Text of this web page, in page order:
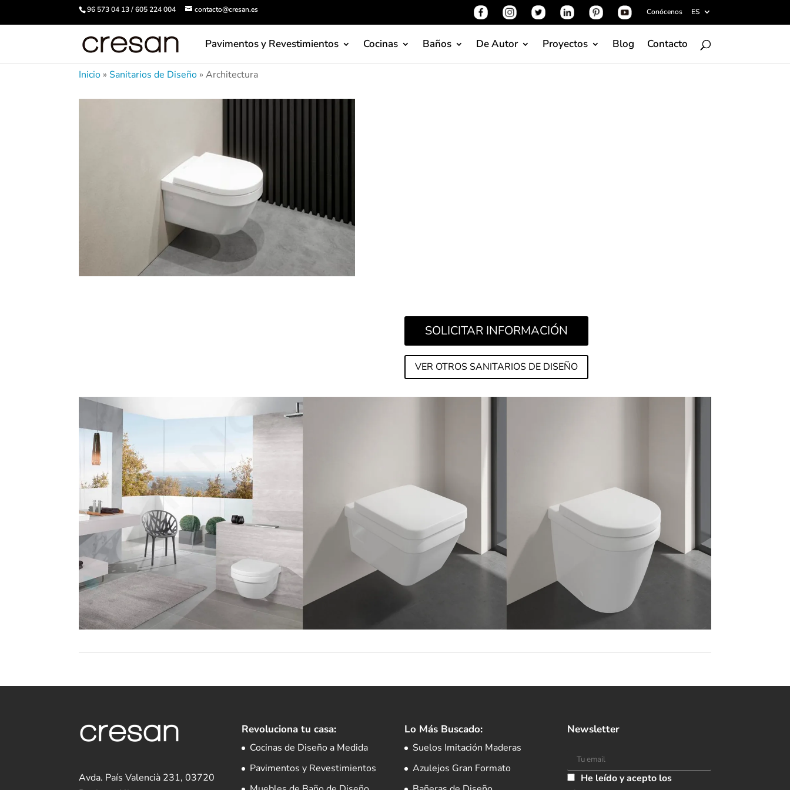
96 573 04 13 / 605 224 004 contacto@cresan.es Conócenos ES
Pavimentos y Revestimientos Cocinas Baños De Autor Proyectos Blog Contacto
Inicio » Sanitarios de Diseño »Architectura
SOLICITAR INFORMACIÓN
VER OTROS SANITARIOS DE DISEÑO
Avda. País Valencià 231, 03720
Revoluciona tu casa:
Cocinas de Diseño a Medida
Pavimentos y Revestimientos
Lo Más Buscado:
Suelos Imitación Maderas
Azulejos Gran Formato
Newsletter
He leído y acepto los